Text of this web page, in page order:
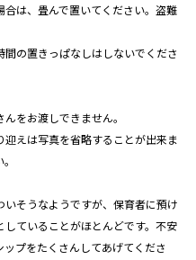
は、畳んで置いてください。盗難
の置きっぱなしはしないでくださ
をお渡しできません。
えは写真を省略することが出来ま
そうなようですが、保育者に預け
ていることがほとんどです。不安
プをたくさんしてあげてくださ